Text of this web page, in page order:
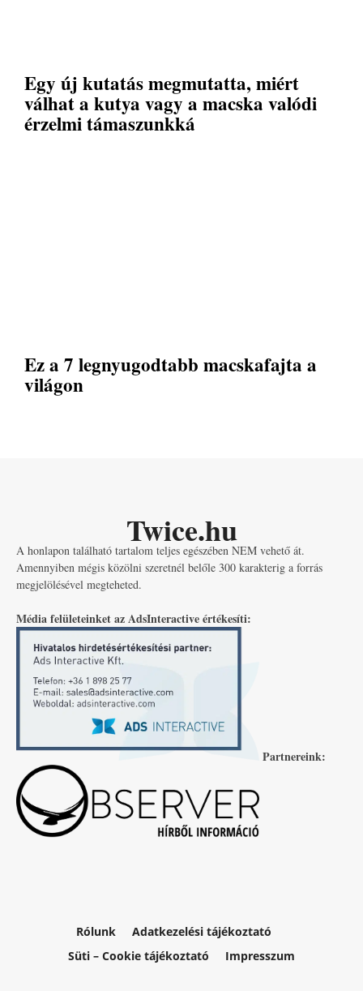
Egy új kutatás megmutatta, miért
válhat a kutya vagy a macska valódi
érzelmi támaszunkká
Ez a 7 legnyugodtabb macskafajta a
világon
Twice.hu
A honlapon található tartalom teljes egészében NEM vehető át.
Amennyiben mégis közölni szeretnél belőle 300 karakterig a forrás
megjelölésével megteheted.
Média felületeinket az AdsInteractive értékesíti:
Partnereink:
Rólunk
Adatkezelési tájékoztató
Süti – Cookie tájékoztató
Impresszum